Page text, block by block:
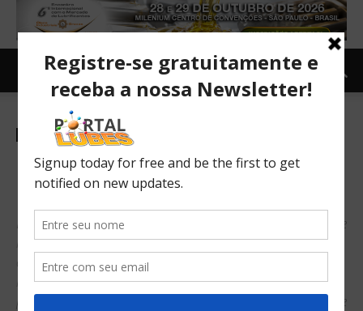
Revista Lubes Espanhol
La guerra de Irán y el Grupo
III
La producción de petróleos del Grupo III en Oriente Medio se
ha visto comprometida, afectando a más del 20 % del
comercio mundial de estos aceites. Otros productores
mundiales no pueden cubrir el déficit y se ven presionados
por el aumento de los costes. Los precios han subido más de